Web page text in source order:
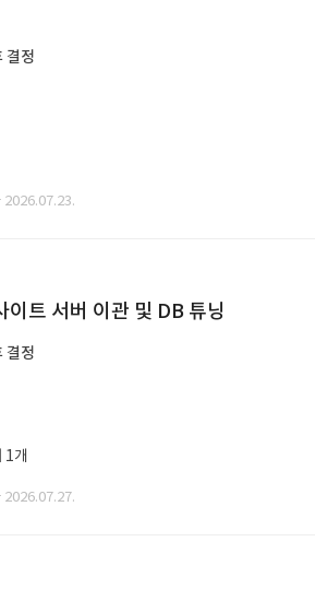
결정
2026.07.23.
트 서버 이관 및 DB 튜닝
결정
1개
2026.07.27.